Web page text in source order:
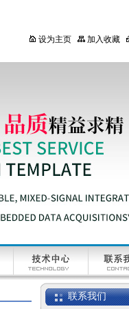
设为主页 加入收藏
联系我们